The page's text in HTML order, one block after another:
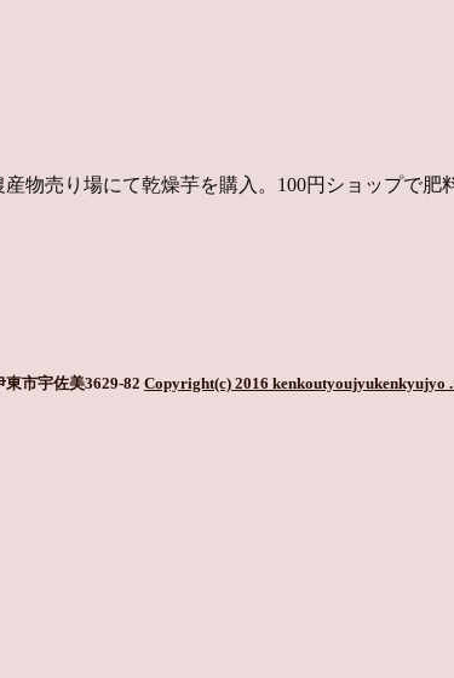
物売り場にて乾燥芋を購入。100円ショップで
市宇佐美3629-82 Copyright(c) 2016 kenkoutyoujyukenkyujyo